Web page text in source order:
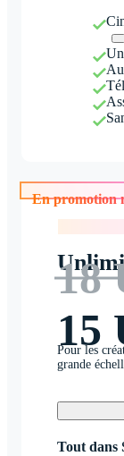
En promotion
18
15
Pour les
grande
Tout dans